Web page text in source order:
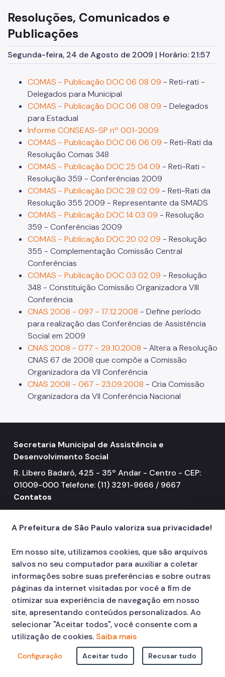
2014
2016
LEGISLAÇÃO
Organizações Inscritas
Atas
CONFERÊNCIA MUNICIPAL
2025
2021
2019
2017
2015
2011
2009
2007
Comunicados
2025
2024
2023
2022
2021
Resoluções, Comunicados e
Publicações
Segunda-feira, 24 de Agosto de 2009 | Horário: 21:57
COMAS - Publicação DOC 06 08 09 - Reti-rati -
Delegados para Municipal
COMAS - Publicação DOC 06 08 09 - Delegados
para Estadual
Informe CONSEAS-SP nº 001-2009
COMAS - Publicação DOC 06 06 09 - Reti-Rati da
Resolução Comas 348
COMAS - Publicação DOC 25 04 09 - Reti-Rati -
Resolução 359 - Conferências 2009
COMAS - Publicação DOC 28 02 09 - Reti-Rati da
Resolução 355 2009 - Representante da SMADS
COMAS - Publicação DOC 14 03 09 - Resolução
359 - Conferências 2009
COMAS - Publicação DOC 20 02 09 - Resolução
355 - Complementação Comissão Central
Conferências
COMAS - Publicação DOC 03 02 09 - Resolução
348 - Constituição Comissão Organizadora VIII
Conferência
CNAS 2008 - 097 - 17.12.2008 - Define período
para realização das Conferências de Assistência
Social em 2009
CNAS 2008 - 077 - 29.10.2008 - Altera a Resolução
CNAS 67 de 2008 que compõe a Comissão
Organizadora da VII Conferência
CNAS 2008 - 067 - 23.09.2008 - Cria Comissão
Organizadora da VII Conferência Nacional
Secretaria Municipal de Assistência e
Desenvolvimento Social
R. Libero Badaró, 425 - 35º Andar - Centro - CEP:
01009-000 Telefone: (11) 3291-9666 / 9667
Contatos
156
© COPYRIGHT 2026,
Prefeitura Municipal de São Paulo Viaduto do Cha,
15 - Centro - CEP: 01002-020
A Prefeitura de São Paulo valoriza sua privacidade!
Em nosso site, utilizamos cookies, que são arquivos
salvos no seu computador para auxiliar a coletar
informações sobre suas preferências e sobre outras
páginas da internet visitadas por você a fim de
otimizar sua experiência de navegação em nosso
site, apresentando conteúdos personalizados. Ao
selecionar "Aceitar todos", você consente com a
utilização de cookies. Saiba mais
Configuração Aceitar tudo Recusar tudo